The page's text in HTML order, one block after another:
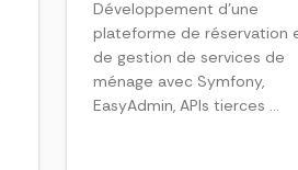
Développement d’une
plateforme de réservation
de gestion de services de
ménage avec Symfony,
EasyAdmin, APIs tierces ...